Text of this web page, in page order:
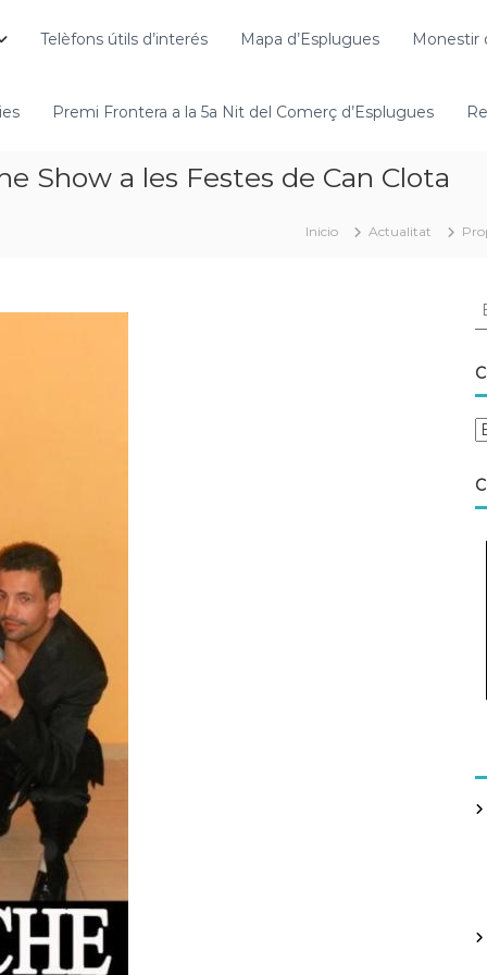
Telèfons útils d’interés Mapa d’Esplugues Monestir
Premi Frontera a la 5a Nit del Comerç d’Esplugues
Show a les Festes de Can Clota
Inicio Actualitat